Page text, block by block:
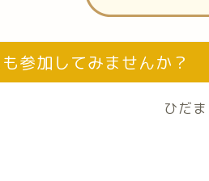
参加してみませんか？
ひだ